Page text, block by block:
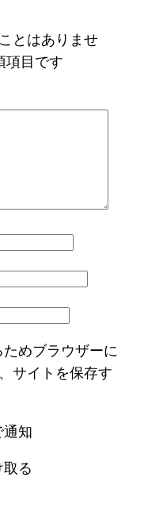
とはありませ
項目です
めブラウザーに
サイトを保存す
通知
る